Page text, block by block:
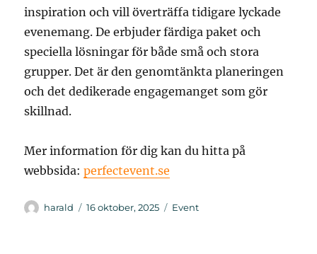
inspiration och vill överträffa tidigare lyckade
evenemang. De erbjuder färdiga paket och
speciella lösningar för både små och stora
grupper. Det är den genomtänkta planeringen
och det dedikerade engagemanget som gör
skillnad.
Mer information för dig kan du hitta på
webbsida:perfectevent.se
Författare
harald
Publicerat
16 oktober, 2025 Kategorier
Event